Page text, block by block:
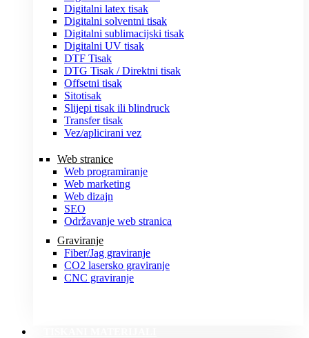
Digitalni latex tisak
Digitalni solventni tisak
Digitalni sublimacijski tisak
Digitalni UV tisak
DTF Tisak
DTG Tisak / Direktni tisak
Offsetni tisak
Sitotisak
Slijepi tisak ili blindruck
Transfer tisak
Vez/aplicirani vez
Web stranice
Web programiranje
Web marketing
Web dizajn
SEO
Održavanje web stranica
Graviranje
Fiber/Jag graviranje
CO2 lasersko graviranje
CNC graviranje